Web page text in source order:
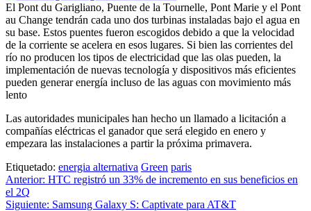
El Pont du Garigliano, Puente de la Tournelle, Pont Marie y el Pont
au Change tendrán cada uno dos turbinas instaladas bajo el agua en
su base. Estos puentes fueron escogidos debido a que la velocidad
de la corriente se acelera en esos lugares. Si bien las corrientes del
río no producen los tipos de electricidad que las olas pueden, la
implementación de nuevas tecnología y dispositivos más eficientes
pueden generar energía incluso de las aguas con movimiento más
lento
Las autoridades municipales han hecho un llamado a licitación a
compañías eléctricas el ganador que será elegido en enero y
empezara las instalaciones a partir la próxima primavera.
Etiquetado: energia alternativa Green paris
Navegación
de
Anterior: HTC registró un 33% de incremento en sus beneficios en
el 2Q
Siguiente: Samsung Galaxy S: Captivate para AT&T